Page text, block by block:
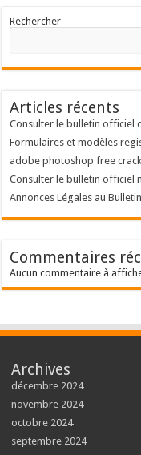
Rechercher
Articles récents
Consulter le bulletin officiel
Formulaires et modèles
adobe photoshop free crack
Consulter le bulletin officiel
Annonces Légales au
Commentaires
Aucun commentaire à
Archives
décembre 2024
novembre 2024
octobre 2024
septembre 2024